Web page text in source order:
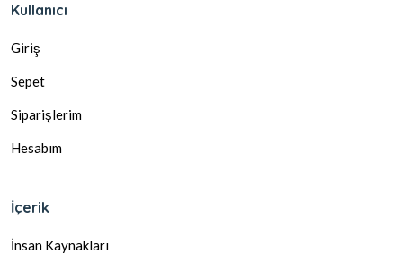
Kullanıcı
Giriş
Sepet
Siparişlerim
Hesabım
İçerik
İnsan Kaynakları